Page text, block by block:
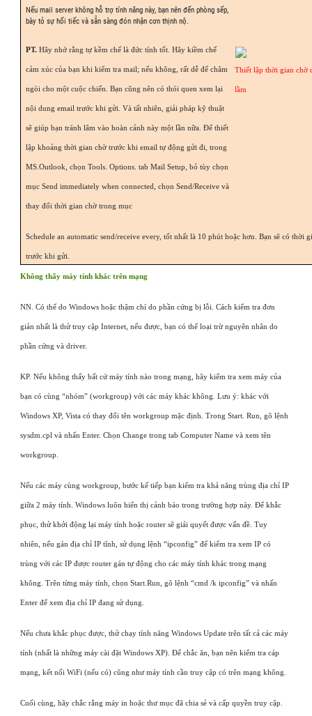
Nếu mail server không hỗ trợ tính năng này, bạn nên đến phòng sếp,
bày tỏ sự hối tiếc và sẵn sàng đón nhận cơn thịnh nộ.
PT.Hãy nhớ rằng tự kềm chế là đức tính tốt. Hãy kiềm chế
cảm xúc của bạn khi kiểm tra mail; nếu không, rất dễ để châm
ngòi cho một cuộc chiến. Bạn cũng nên có thói quen xem lại
nội dung email trước khi gửi. Và tất nhiên, giải pháp kỹ thuật
sẽ giúp bạn tránh lâm vào hoàn cảnh này một lần nữa. Để thiết
lập khoảng thời gian chờ trước khi email tự động gửi đi, trong
MS.Outlook, chọn Tools. Options. tab Mail Setup, bỏ tùy chọn
mục Send immediately when connected, chọn Send/Receive và
thay đổi thời gian chờ trong mục
Thiết lập thời gian chờ
lầm
Schedule an automatic send/receive every, tốt nhất là 10 phút hoặc hơn. Bạn sẽ có thời
trước khi gửi.
Không thấy máy tính khác trên mạng
NN. Có thể do Windows hoặc thậm chí do phần cứng bị lỗi. Cách kiểm tra đơn
giản nhất là thử truy cập Internet, nếu được, bạn có thể loại trừ nguyên nhân do
phần cứng và driver.
KP. Nếu không thấy bất cứ máy tính nào trong mạng, hãy kiểm tra xem máy của
bạn có cùng “nhóm” (workgroup) với các máy khác không. Lưu ý: khác với
Windows XP, Vista có thay đổi tên workgroup mặc định. Trong Start. Run, gõ lệnh
sysdm.cpl và nhấn Enter. Chọn Change trong tab Computer Name và xem tên
workgroup.
Nếu các máy cùng workgroup, bước kế tiếp bạn kiểm tra khả năng trùng địa chỉ IP
giữa 2 máy tính. Windows luôn hiển thị cảnh báo trong trường hợp này. Để khắc
phục, thử khởi động lại máy tính hoặc router sẽ giải quyết được vấn đề. Tuy
nhiên, nếu gán địa chỉ IP tĩnh, sử dụng lệnh “ipconfig” để kiểm tra xem IP có
trùng với các IP được router gán tự động cho các máy tính khác trong mạng
không. Trên từng máy tính, chọn Start.Run, gõ lệnh “cmd /k ipconfig” và nhấn
Enter để xem địa chỉ IP đang sử dụng.
Nếu chưa khắc phục được, thử chạy tính năng Windows Update trên tất cả các máy
tính (nhất là những máy cài đặt Windows XP). Để chắc ăn, bạn nên kiểm tra cáp
mạng, kết nối WiFi (nếu có) cũng như máy tính cần truy cập có trên mạng không.
Cuối cùng, hãy chắc rằng máy in hoặc thư mục đã chia sẻ và cấp quyền truy cập.